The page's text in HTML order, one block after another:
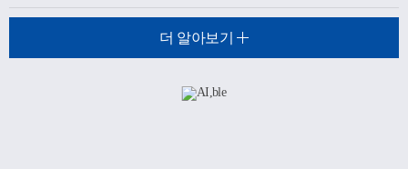
더 알아보기